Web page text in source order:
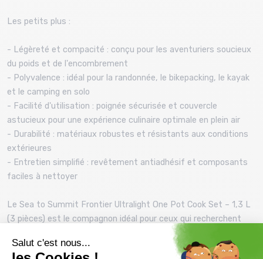
Les petits plus :
- Légèreté et compacité : conçu pour les aventuriers soucieux
du poids et de l'encombrement
- Polyvalence : idéal pour la randonnée, le bikepacking, le kayak
et le camping en solo
- Facilité d'utilisation : poignée sécurisée et couvercle
astucieux pour une expérience culinaire optimale en plein air
- Durabilité : matériaux robustes et résistants aux conditions
extérieures
- Entretien simplifié : revêtement antiadhésif et composants
faciles à nettoyer
Le Sea to Summit Frontier Ultralight One Pot Cook Set – 1,3 L
(3 pièces) est le compagnon idéal pour ceux qui recherchent
une solution de cuisson complète, légère et fiable pour leurs
aventures en plein air.